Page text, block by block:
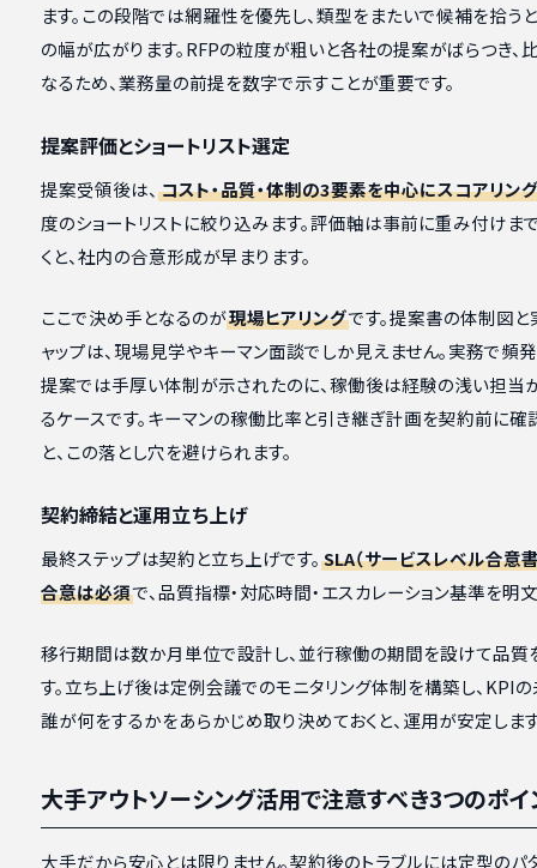
ます。この段階では網羅性を優先し、類型をまたいで候補を拾う
の幅が広がります。RFPの粒度が粗いと各社の提案がばらつき、
なるため、業務量の前提を数字で示すことが重要です。
提案評価とショートリスト選定
提案受領後は、 コスト・品質・体制の3要素を中心にスコアリング
度のショートリストに絞り込みます。評価軸は事前に重み付けま
くと、社内の合意形成が早まります。
ここで決め手となるのが現場ヒアリングです。提案書の体制図
ャップは、現場見学やキーマン面談でしか見えません。実務で頻
提案では手厚い体制が示されたのに、稼働後は経験の浅い担当
るケースです。キーマンの稼働比率と引き継ぎ計画を契約前に確
と、この落とし穴を避けられます。
契約締結と運用立ち上げ
最終ステップは契約と立ち上げです。 SLA（サービスレベル合意
合意は必須で、品質指標・対応時間・エスカレーション基準を明
移行期間は数か月単位で設計し、並行稼働の期間を設けて品質
す。立ち上げ後は定例会議でのモニタリング体制を構築し、KPI
誰が何をするかをあらかじめ取り決めておくと、運用が安定します
大手アウトソーシング活用で注意すべき3つのポイ
大手だから安心とは限りません。契約後のトラブルには定型のパ